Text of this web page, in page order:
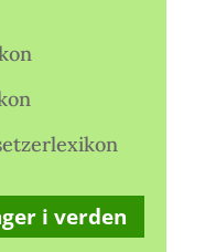
i verden